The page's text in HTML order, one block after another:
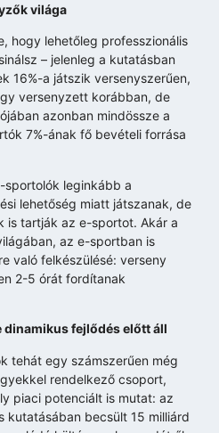
világa
hogy lehetőleg professzionális
– jelenleg a kutatásban
16%-a játszik versenyszerűen,
versenyzett korábban, de
azonban mindössze a
7%-ának fő bevételi forrása
sportolók leginkább a
lehetőség miatt játszanak, de
is tartják az e-sportot. Akár a
az e-sportban is
való felkészülésé: verseny
2-5 órát fordítanak
dinamikus fejlődés előtt áll
tehát egy számszerűen még
rendelkező csoport,
piaci potenciált is mutat: az
kutatásában becsült 15 milliárd